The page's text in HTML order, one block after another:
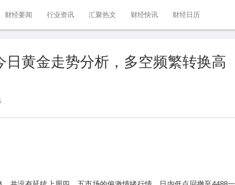
财经要闻 行业资讯 汇聚热文 财经快讯 财经日历
日黄金走势分析，多空频繁转换高